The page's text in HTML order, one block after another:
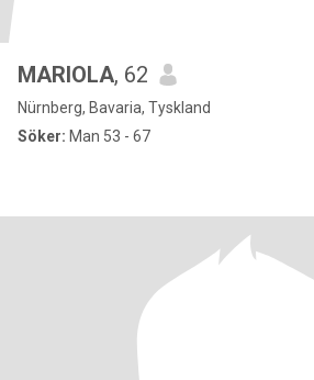
MARIOLA, 62
Nürnberg, Bavaria, Tyskland
Söker: Man 53 - 67